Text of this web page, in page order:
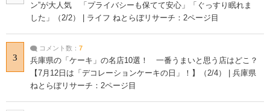
ン”が大人気 「プライバシーも保てて安心」「ぐっすり眠れま
した」（2/2） | ライフ ねとらぼリサーチ：2ページ目
3
コメント数： 7
兵庫県の「ケーキ」の名店10選！ 一番うまいと思う店はどこ？
【7月12日は「デコレーションケーキの日」！】（2/4） | 兵庫県
ねとらぼリサーチ：2ページ目